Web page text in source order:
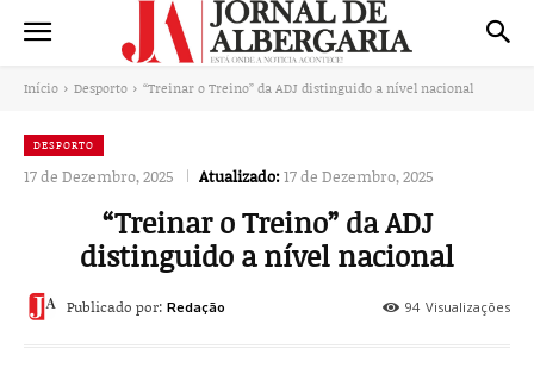
Início Desporto “Treinar o Treino” da ADJ distinguido a nível nacional
DESPORTO
17 de Dezembro, 2025 Atualizado:17 de Dezembro, 2025
“Treinar o Treino” da ADJ
distinguido a nível nacional
94 Visualizações
Publicado por: Redação